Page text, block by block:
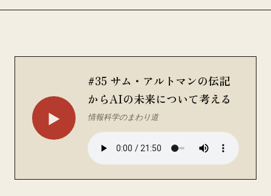
▶
#35 サム・アルトマンの伝記
からAIの未来について考える
情報科学のまわり道